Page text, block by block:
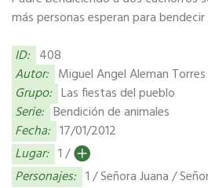
más personas esperan para bendecir
ID: 408
Autor: Miguel Angel Aleman Torres
Grupo: Las fiestas del pueblo
Serie: Bendición de animales
Fecha: 17/01/2012
Lugar: 1 /
Personajes: 1 / Señora Juana /